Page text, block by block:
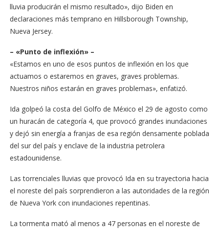
lluvia producirán el mismo resultado», dijo Biden en
declaraciones más temprano en Hillsborough Township,
Nueva Jersey.
– «Punto de inflexión» –
«Estamos en uno de esos puntos de inflexión en los que
actuamos o estaremos en graves, graves problemas.
Nuestros niños estarán en graves problemas», enfatizó.
Ida golpeó la costa del Golfo de México el 29 de agosto como
un huracán de categoría 4, que provocó grandes inundaciones
y dejó sin energía a franjas de esa región densamente poblada
del sur del país y enclave de la industria petrolera
estadounidense.
Las torrenciales lluvias que provocó Ida en su trayectoria hacia
el noreste del país sorprendieron a las autoridades de la región
de Nueva York con inundaciones repentinas.
La tormenta mató al menos a 47 personas en el noreste de